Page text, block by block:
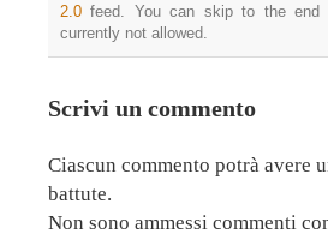
2.0 feed. You can skip to the end
currently not allowed.
Scrivi un commento
Ciascun commento potrà avere
battute.
Non sono ammessi commenti